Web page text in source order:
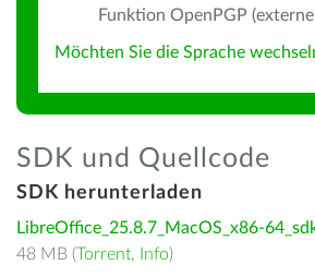
Funktion OpenPGP
Möchten Sie die Sprache
SDK und Quellcode
SDK herunterladen
LibreOffice_25.8.7_MacOS_x86-
48 MB (Torrent, Info)